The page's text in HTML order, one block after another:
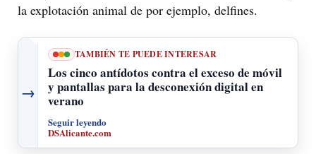
la explotación animal de por ejemplo, delfines.
→
TAMBIÉN TE PUEDE INTERESAR
Los cinco antídotos contra el exceso de móvil
y pantallas para la desconexión digital en
verano
Seguir leyendo
DSAlicante.com